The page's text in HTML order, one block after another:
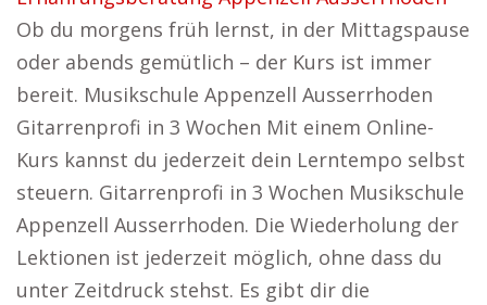
Ob du morgens früh lernst, in der Mittagspause
oder abends gemütlich – der Kurs ist immer
bereit. Musikschule Appenzell Ausserrhoden
Gitarrenprofi in 3 Wochen Mit einem Online-
Kurs kannst du jederzeit dein Lerntempo selbst
steuern. Gitarrenprofi in 3 Wochen Musikschule
Appenzell Ausserrhoden. Die Wiederholung der
Lektionen ist jederzeit möglich, ohne dass du
unter Zeitdruck stehst. Es gibt dir die